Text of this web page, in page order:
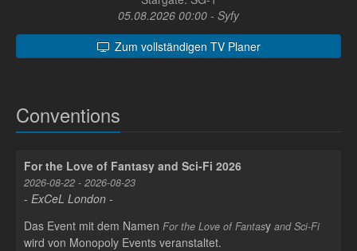
05.08.2026 00:00 - Syfy
Zum vollständigen TV Planer
Conventions
For the Love of Fantasy and Sci-Fi 2026
2026-08-22 - 2026-08-23
- ExCeL London -
Das Event mit dem Namen For the Love of Fantasy and Sci-Fi
wird von Monopoly Events veranstaltet.